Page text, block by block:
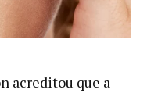
acreditou que a